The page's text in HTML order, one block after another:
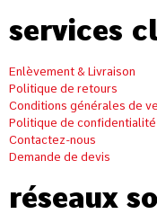
services
Enlèvement & Livraison
Politique de retours
Conditions générales de
Politique de confidentialité
Contactez-nous
Demande de devis
réseaux